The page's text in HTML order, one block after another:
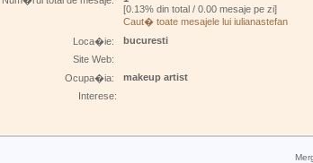
[0.13% din total / 0.00 mesaje pe zi]
Caut� toate mesajele lui iulianastefan
Loca�ie:
bucuresti
Site Web:
Ocupa�ia:
makeup artist
Interese: